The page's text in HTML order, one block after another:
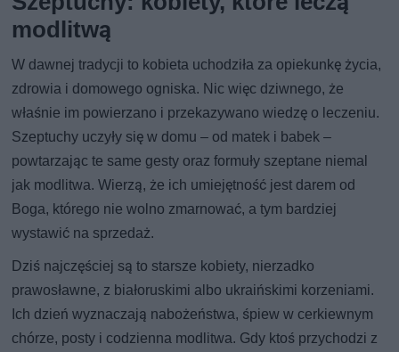
modlitwą
W dawnej tradycji to kobieta uchodziła za opiekunkę życia,
zdrowia i domowego ogniska. Nic więc dziwnego, że
właśnie im powierzano i przekazywano wiedzę o leczeniu.
Szeptuchy uczyły się w domu – od matek i babek –
powtarzając te same gesty oraz formuły szeptane niemal
jak modlitwa. Wierzą, że ich umiejętność jest darem od
Boga, którego nie wolno zmarnować, a tym bardziej
wystawić na sprzedaż.
Dziś najczęściej są to starsze kobiety, nierzadko
prawosławne, z białoruskimi albo ukraińskimi korzeniami.
Ich dzień wyznaczają nabożeństwa, śpiew w cerkiewnym
chórze, posty i codzienna modlitwa. Gdy ktoś przychodzi z